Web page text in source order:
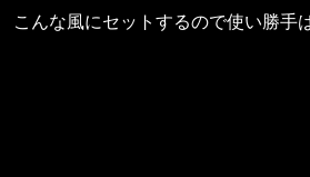
こんな風にセットするので使い勝手